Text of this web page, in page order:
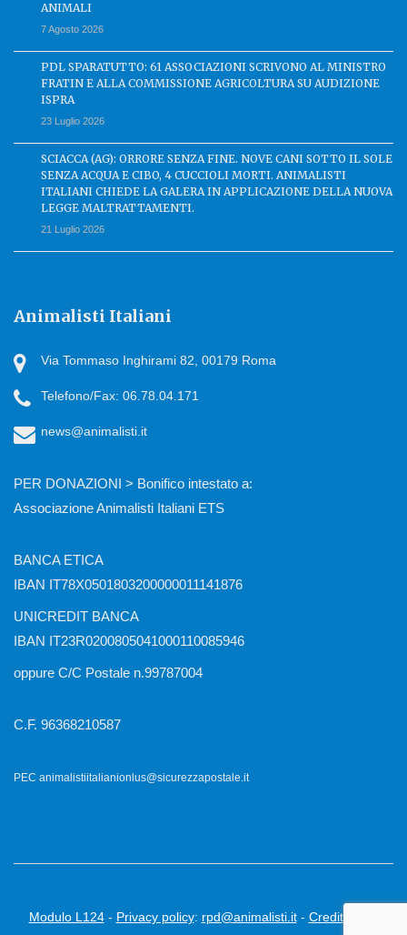
ANIMALI
7 Agosto 2026
PDL SPARATUTTO: 61 ASSOCIAZIONI SCRIVONO AL MINISTRO
FRATIN E ALLA COMMISSIONE AGRICOLTURA SU AUDIZIONE
ISPRA
23 Luglio 2026
SCIACCA (AG): ORRORE SENZA FINE. NOVE CANI SOTTO IL SOLE
SENZA ACQUA E CIBO, 4 CUCCIOLI MORTI. ANIMALISTI
ITALIANI CHIEDE LA GALERA IN APPLICAZIONE DELLA NUOVA
LEGGE MALTRATTAMENTI.
21 Luglio 2026
Animalisti Italiani
Via Tommaso Inghirami 82, 00179 Roma
Telefono/Fax: 06.78.04.171
news@animalisti.it
PER DONAZIONI > Bonifico intestato a:
Associazione Animalisti Italiani ETS
BANCA ETICA
IBAN IT78X0501803200000011141876
UNICREDIT BANCA
IBAN IT23R0200805041000110085946
oppure C/C Postale n.99787004
C.F. 96368210587
PEC animalistiitalianionlus@sicurezzapostale.it
Modulo L124- Privacy policy: rpd@animalisti.it- Credits